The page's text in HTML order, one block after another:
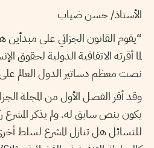
اﻷستاذ/ حسن ضياب
“يقوم القانون الجزائي على مبدأين
لما أقرته الاتفاقية الدولية لحقوق
نصت معظم دساتير الدول العالم على
وقد أقر الفصل الأول من المجلة
يكون بنص سابق له. ولم يذكر المشرع
للتسائل هل تنازل المشرع لسلط